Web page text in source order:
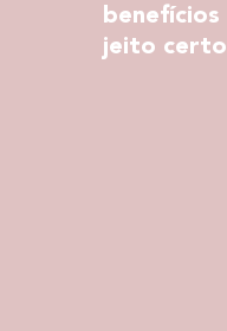
benefícios
jeito